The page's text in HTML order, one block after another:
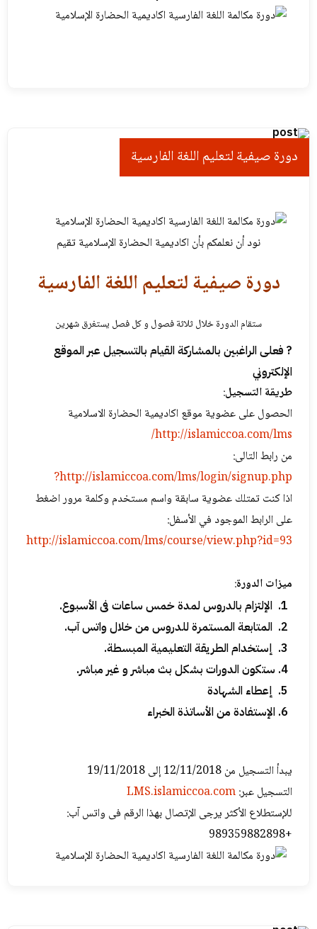
دورة صیفیة لتعلیم اللغة الفارسية
نود أن نعلمكم بأن اكاديمية الحضارة الإسلامية تقيم
دورة صیفیة لتعلیم اللغة الفارسية
ستقام الدورة خلال ثلاثة فصول و کل فصل یستغرق شهرين
? فعلی الراغبین بالمشاركة القیام بالتسجيل‌ عبر الموقع
الإلكتروني
طريقة التسجيل:
الحصول على عضوية موقع اكاديمية الحضارة الاسلامية
http://islamiccoa.com/lms/
من رابط التالی:
http://islamiccoa.com/lms/login/signup.php?
اذا كنت تمتلك عضوية سابقة واسم مستخدم وكلمة مرور اضغط
على الرابط الموجود في الأسفل:
http://islamiccoa.com/lms/course/view.php?id=93
میزات الدورة:
الإلتزام بالدروس لمدة خمس ساعات فی الأسبوع.
المتابعة المستمرة للدروس من خلال واتس آب.
إستخدام الطریقة التعلیمیة المبسطة.
ستکون الدورات بشکل بث مباشر و غیر مباشر.
إعطاء الشهادة
الإستفادة من الأساتذة الخبراء
یبدأ التسجیل من 12/11/2018 إلی 19/11/2018
التسجیل عبر:LMS.islamiccoa.com
للإستطلاع الأکثر یرجی الإتصال بهذا الرقم فی واتس آب:
+989359882898